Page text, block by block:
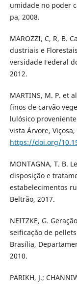
umidade no poder
pa, 2008.
MAROZZI, C, R, B.
dustriais e
versidade Federal
2012.
MARTINS, M. P. et
finos de carvão
lulósico
vista Árvore,
https://doi.org/
MONTAGNA, T. B.
disposição e
estabelecimentos
Beltrão, 2017.
NEITZKE, G.
seificação de
Brasília,
2010.
PARIKH, J.;